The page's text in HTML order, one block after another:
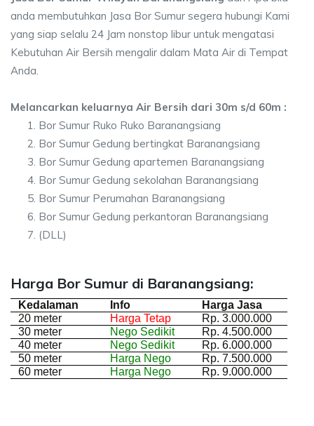
anda membutuhkan Jasa Bor Sumur segera hubungi Kami
yang siap selalu 24 Jam nonstop libur untuk mengatasi
Kebutuhan Air Bersih mengalir dalam Mata Air di Tempat
Anda.
Melancarkan keluarnya Air Bersih dari 30m s/d 60m :
Bor Sumur Ruko Ruko Baranangsiang
Bor Sumur Gedung bertingkat Baranangsiang
Bor Sumur Gedung apartemen Baranangsiang
Bor Sumur Gedung sekolahan Baranangsiang
Bor Sumur Perumahan Baranangsiang
Bor Sumur Gedung perkantoran Baranangsiang
(DLL)
Harga Bor Sumur di Baranangsiang:
Kedalaman Info
Harga Jasa
20 meter
Harga Tetap
Rp. 3.000.000
30 meter
Nego Sedikit
Rp. 4.500.000
40 meter
Nego Sedikit
Rp. 6.000.000
50 meter
Harga Nego
Rp. 7.500.000
60 meter
Harga Nego Rp. 9.000.000